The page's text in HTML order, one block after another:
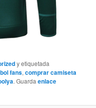
y etiquetada
fans,comprar camiseta
. Guardaenlace